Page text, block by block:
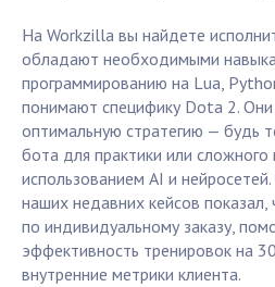
На Workzilla вы найдете
обладают необходимыми
программированию на Lua,
понимают специфику Dota 2.
оптимальную стратегию — будь
бота для практики или
использованием AI и
наших недавних кейсов
по индивидуальному заказу,
эффективность тренировок на
внутренние метрики клиента.